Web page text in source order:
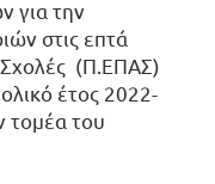
για την
στις επτά
Σχολές (Π.ΕΠΑΣ)
έτος 2022-
τομέα του